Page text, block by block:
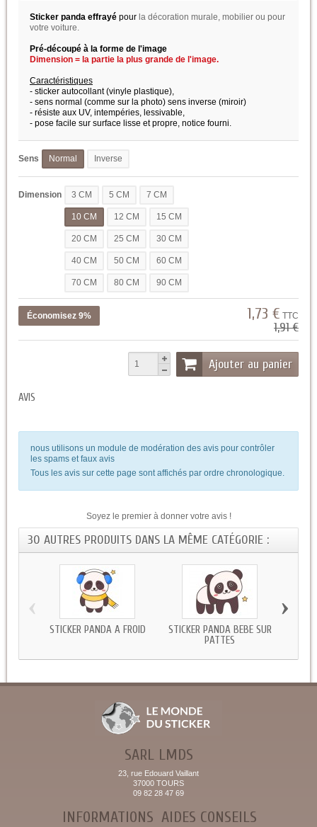
Sticker panda effrayé pour la décoration murale, mobilier ou pour
votre voiture.
Pré-découpé à la forme de l'image
Dimension = la partie la plus grande de l'image.
Caractéristiques
- sticker autocollant (vinyle plastique),
- sens normal (comme sur la photo) sens inverse (miroir)
- résiste aux UV, intempéries, lessivable,
- pose facile sur surface lisse et propre, notice fourni.
Sens Normal Inverse
Dimension 3 CM 5 CM 7 CM
10 CM 12 CM 15 CM
20 CM 25 CM 30 CM
40 CM 50 CM 60 CM
70 CM 80 CM 90 CM
Économisez 9% 1,73 € TTC
1,91 €
Ajouter au panier
AVIS
nous utilisons un module de modération des avis pour contrôler
les spams et faux avis
Tous les avis sur cette page sont affichés par ordre chronologique.
Soyez le premier à donner votre avis !
30 AUTRES PRODUITS DANS LA MÊME CATÉGORIE :
STICKER PANDA A FROID
STICKER PANDA BEBE SUR
PATTES
‹ ›
SARL LMDS
23, rue Edouard Vaillant
37000 TOURS
09 82 28 47 69
INFORMATIONS AIDES CONSEILS